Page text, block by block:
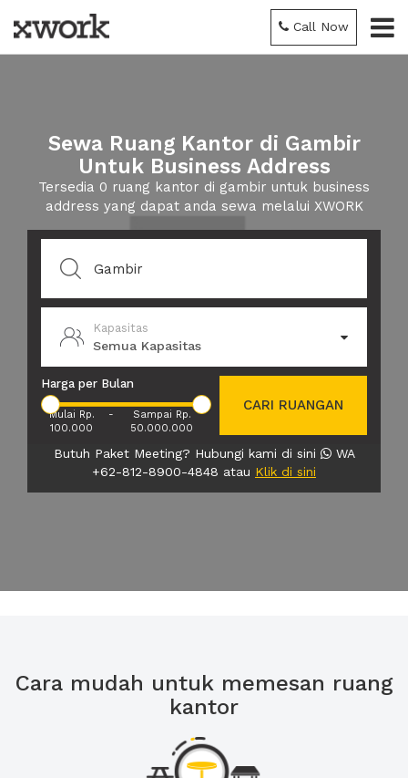
Call Now
Sewa Ruang Kantor di Gambir
Untuk Business Address
Tersedia 0 ruang kantor di gambir untuk business
address yang dapat anda sewa melalui XWORK
Kapasitas
Semua Kapasitas
Harga per Bulan
Mulai Rp.
100.000
-
Sampai Rp.
50.000.000
CARI RUANGAN
Butuh Paket Meeting? Hubungi kami di sini
WA
+62-812-8900-4848 atau Klik di sini
Cara mudah untuk memesan ruang
kantor